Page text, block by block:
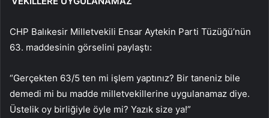
CHP Balıkesir Milletvekili Ensar Aytekin Parti Tüzüğü’nün
63. maddesinin görselini paylaştı:
“Gerçekten 63/5 ten mi işlem yaptınız? Bir taneniz bile
demedi mi bu madde milletvekillerine uygulanamaz diye.
Üstelik oy birliğiyle öyle mi? Yazık size ya!”